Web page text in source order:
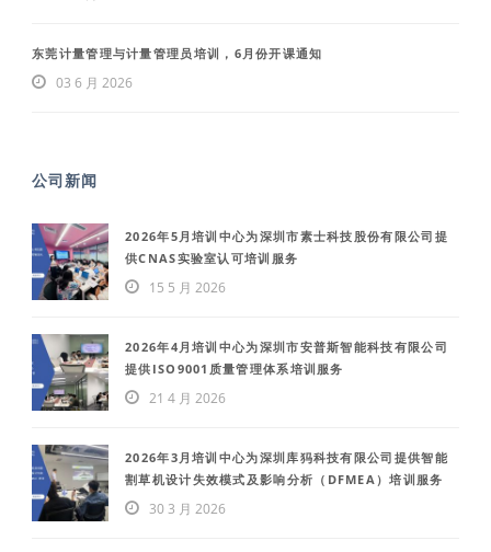
东莞计量管理与计量管理员培训，6月份开课通知
03 6 月 2026
公司新闻
2026年5月培训中心为深圳市素士科技股份有限公司提
供CNAS实验室认可培训服务
15 5 月 2026
2026年4月培训中心为深圳市安普斯智能科技有限公司
提供ISO9001质量管理体系培训服务
21 4 月 2026
2026年3月培训中心为深圳库犸科技有限公司提供智能
割草机设计失效模式及影响分析（DFMEA）培训服务
30 3 月 2026